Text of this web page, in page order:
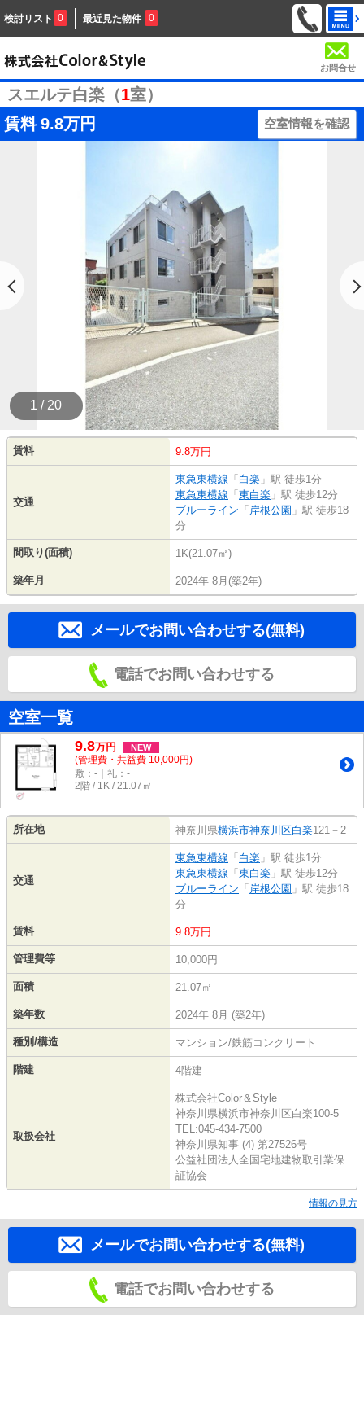
検討リスト 0 最近見た物件 0
お問合せ
スエルテ白楽（1室）
賃料 9.8万円 空室情報を確認
1 / 20
賃料 9.8万円
交通
東急東横線 「 白楽 」駅 徒歩1分
東急東横線 「 東白楽 」駅 徒歩12分
ブルーライン 「 岸根公園 」駅 徒歩18
分
間取り(面積) 1K(21.07㎡)
築年月 2024年 8月(築2年)
メールでお問い合わせする(無料)
電話でお問い合わせする
空室一覧
9.8万円 NEW
(管理費・共益費 10,000円)
敷：-｜礼：-
2階 / 1K / 21.07㎡
所在地 神奈川県横浜市神奈川区白楽121－2
交通
東急東横線 「 白楽 」駅 徒歩1分
東急東横線 「 東白楽 」駅 徒歩12分
ブルーライン 「 岸根公園 」駅 徒歩18
分
賃料 9.8万円
管理費等 10,000円
面積 21.07㎡
築年数 2024年 8月 (築2年)
種別/構造 マンション/鉄筋コンクリート
階建 4階建
取扱会社
株式会社Color＆Style
神奈川県横浜市神奈川区白楽100-5
TEL:045-434-7500
神奈川県知事 (4) 第27526号
公益社団法人全国宅地建物取引業保
証協会
情報の見方
メールでお問い合わせする(無料)
電話でお問い合わせする